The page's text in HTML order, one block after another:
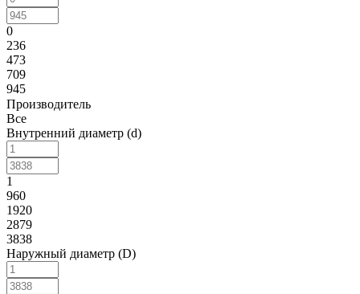
0
236
473
709
945
Производитель
Все
Внутренний диаметр (d)
1
960
1920
2879
3838
Наружный диаметр (D)